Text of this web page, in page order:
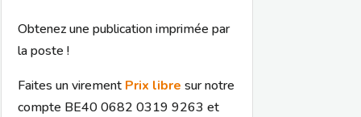
Obtenez une publication imprimée par
la poste !
Faites un virement Prix libre sur notre
compte BE40 0682 0319 9263 et